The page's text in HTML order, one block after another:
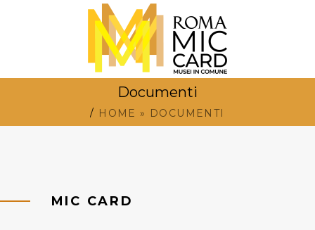
Documenti
/ HOME » DOCUMENTI
MIC CARD